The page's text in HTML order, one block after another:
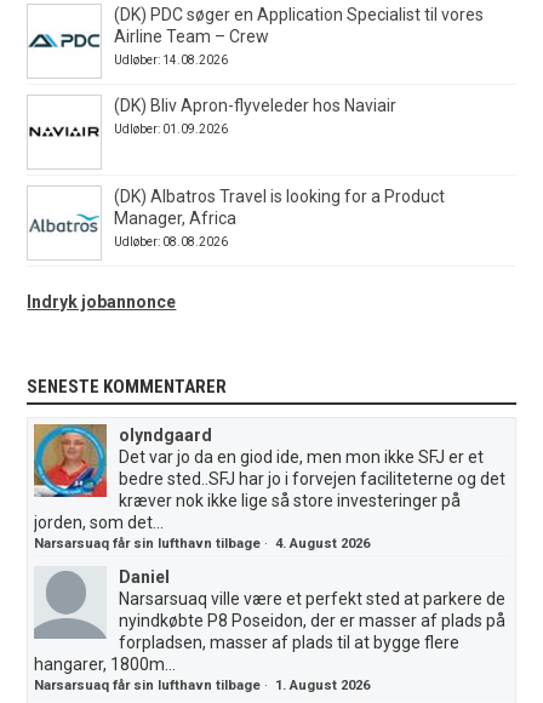
(DK) PDC søger en Application Specialist til vores
Airline Team – Crew
Udløber: 14.08.2026
(DK) Bliv Apron-flyveleder hos Naviair
Udløber: 01.09.2026
(DK) Albatros Travel is looking for a Product
Manager, Africa
Udløber: 08.08.2026
Indryk jobannonce
SENESTE KOMMENTARER
olyndgaard
Det var jo da en giod ide, men mon ikke SFJ er et
bedre sted..SFJ har jo i forvejen faciliteterne og det
kræver nok ikke lige så store investeringer på
jorden, som det...
Narsarsuaq får sin lufthavn tilbage ·4. August 2026
Daniel
Narsarsuaq ville være et perfekt sted at parkere de
nyindkøbte P8 Poseidon, der er masser af plads på
forpladsen, masser af plads til at bygge flere
hangarer, 1800m...
Narsarsuaq får sin lufthavn tilbage · 1. August 2026